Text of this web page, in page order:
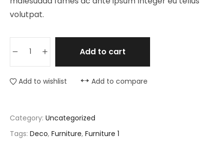
volutpat.
Add to cart
Add to wishlist Add to compare
Category: Uncategorized
Tags: Deco, Furniture, Furniture 1